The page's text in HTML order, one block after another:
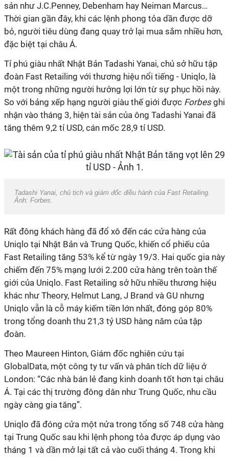
sản như J.C.Penney, Debenham hay Neiman Marcus…
Thời gian gần đây, khi các lệnh phong tỏa dần được dỡ
bỏ, người tiêu dùng đang quay trở lại mua sắm nhiều hơn,
đặc biệt tại châu Á.
Tỉ phú giàu nhất Nhật Bản Tadashi Yanai, chủ sở hữu tập
đoàn Fast Retailing với thương hiệu nổi tiếng - Uniqlo, là
một trong những người hưởng lợi lớn từ sự phục hồi này.
So với bảng xếp hạng người giàu thế giới được Forbesghi
nhận vào tháng 3, hiện tài sản của ông Tadashi Yanai đã
tăng thêm 9,2 tỉ USD, cán mốc 28,9 tỉ USD.
Tadashi Yanai, chủ tịch và giám đốc điều hành của Fast Retailing.
Ảnh: Forbes.
Rất đông khách hàng đã đổ xô đến các cửa hàng của
Uniqlo tại Nhật Bản và Trung Quốc, khiến cổ phiếu của
Fast Retailing tăng 53% kể từ ngày 19/3. Hai quốc gia này
chiếm đến 75% mạng lưới 2.200 cửa hàng trên toàn thế
giới của Uniqlo. Fast Retailing sở hữu nhiều thương hiệu
khác như Theory, Helmut Lang, J Brand và GU nhưng
Uniqlo vẫn là cỗ máy kiếm tiền lớn nhất, đóng góp 80%
trong tổng doanh thu 21,3 tỷ USD hàng năm của tập
đoàn.
Theo Maureen Hinton, Giám đốc nghiên cứu tại
GlobalData, một công ty tư vấn và phân tích dữ liệu ở
London: “Các nhà bán lẻ đang kinh doanh tốt hơn tại châu
Á. Tại các thị trường đông dân như Trung Quốc, nhu cầu
ngày càng gia tăng”.
Uniqlo đã đóng cửa một nửa trong tổng số 748 cửa hàng
tại Trung Quốc sau khi lệnh phong tỏa được áp dụng vào
tháng 1 và dần mở lại tất cả vào cuối tháng 4. Trong khi